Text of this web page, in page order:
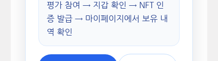
평가 참여 → 지갑 확인 → NFT 인
증 발급 → 마이페이지에서 보유 내
역 확인